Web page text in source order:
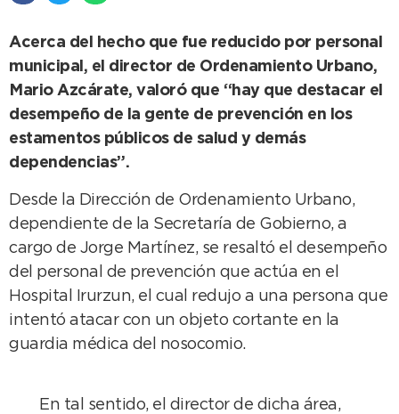
Acerca del hecho que fue reducido por personal
municipal, el director de Ordenamiento Urbano,
Mario Azcárate, valoró que “hay que destacar el
desempeño de la gente de prevención en los
estamentos públicos de salud y demás
dependencias”.
Desde la Dirección de Ordenamiento Urbano,
dependiente de la Secretaría de Gobierno, a
cargo de Jorge Martínez, se resaltó el desempeño
del personal de prevención que actúa en el
Hospital Irurzun, el cual redujo a una persona que
intentó atacar con un objeto cortante en la
guardia médica del nosocomio.
En tal sentido, el director de dicha área,